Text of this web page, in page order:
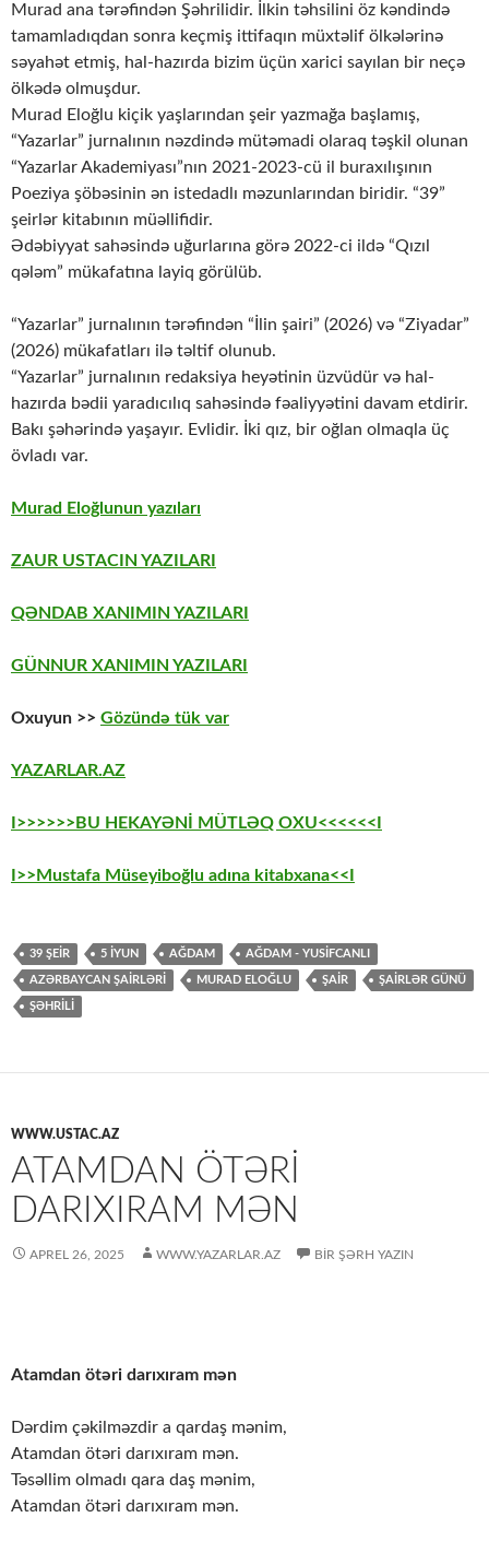
Murad ana tərəfindən Şəhrilidir. İlkin təhsilini öz kəndində
tamamladıqdan sonra keçmiş ittifaqın müxtəlif ölkələrinə
səyahət etmiş, hal-hazırda bizim üçün xarici sayılan bir neçə
ölkədə olmuşdur.
Murad Eloğlu kiçik yaşlarından şeir yazmağa başlamış,
“Yazarlar” jurnalının nəzdində mütəmadi olaraq təşkil olunan
“Yazarlar Akademiyası”nın 2021-2023-cü il buraxılışının
Poeziya şöbəsinin ən istedadlı məzunlarından biridir. “39”
şeirlər kitabının müəllifidir.
Ədəbiyyat sahəsində uğurlarına görə 2022-ci ildə “Qızıl
qələm” mükafatına layiq görülüb.
“Yazarlar” jurnalının tərəfindən “İlin şairi” (2026) və “Ziyadar”
(2026) mükafatları ilə təltif olunub.
“Yazarlar” jurnalının redaksiya heyətinin üzvüdür və hal-
hazırda bədii yaradıcılıq sahəsində fəaliyyətini davam etdirir.
Bakı şəhərində yaşayır. Evlidir. İki qız, bir oğlan olmaqla üç
övladı var.
Murad Eloğlunun yazıları
ZAUR USTACIN YAZILARI
QƏNDAB XANIMIN YAZILARI
GÜNNUR XANIMIN YAZILARI
Oxuyun >> Gözündə tük var
YAZARLAR.AZ
I>>>>>>BU HEKAYƏNİ MÜTLƏQ OXU<<<<<<I
I>>Mustafa Müseyiboğlu adına kitabxana<<I
39 ŞEİR 5 IYUN AĞDAM AĞDAM - YUSIFCANLI
AZƏRBAYCAN ŞAİRLƏRİ MURAD ELOĞLU ŞAİR ŞAİRLƏR GÜNÜ
ŞƏHRİLİ
WWW.USTAC.AZ
ATAMDAN ÖTƏRI
DARIXIRAM MƏN
APREL 26, 2025 WWW.YAZARLAR.AZ BIR ŞƏRH YAZIN
Atamdan ötəri darıxıram mən
Dərdim çəkilməzdir a qardaş mənim,
Atamdan ötəri darıxıram mən.
Təsəllim olmadı qara daş mənim,
Atamdan ötəri darıxıram mən.